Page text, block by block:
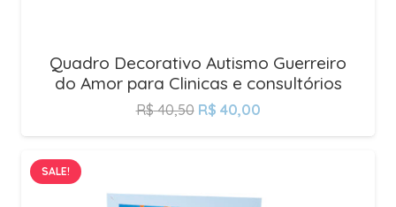
Quadro Decorativo Autismo Guerreiro
do Amor para Clinicas e consultórios
R$40,50 R$ 40,00
SALE!